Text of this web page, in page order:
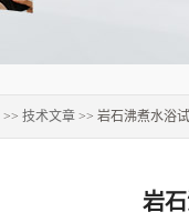
>> 技术文章 >> 岩石沸煮水浴
岩